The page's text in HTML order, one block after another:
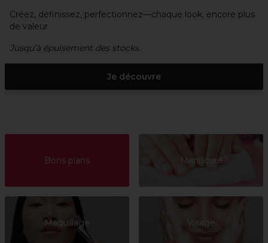
Créez, définissez, perfectionnez—chaque look, encore plus
de valeur
Jusqu’à épuisement des stocks.
Je découvre
Bons plans Manucure
Maquillage Visage